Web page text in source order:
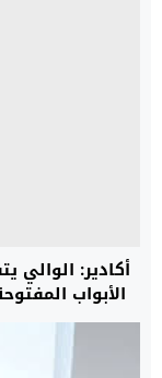
أكادير: الوالي
الأبواب